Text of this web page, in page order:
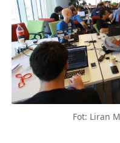
PO
Fot: Liran